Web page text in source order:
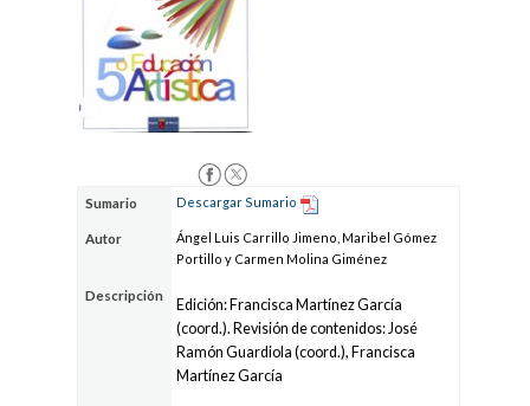
Sumario Descargar Sumario
Autor
Ángel Luis Carrillo Jimeno, Maribel Gómez
Portillo y Carmen Molina Giménez
Descripción
Edición: Francisca Martínez García
(coord.). Revisión de contenidos: José
Ramón Guardiola (coord.), Francisca
Martínez García